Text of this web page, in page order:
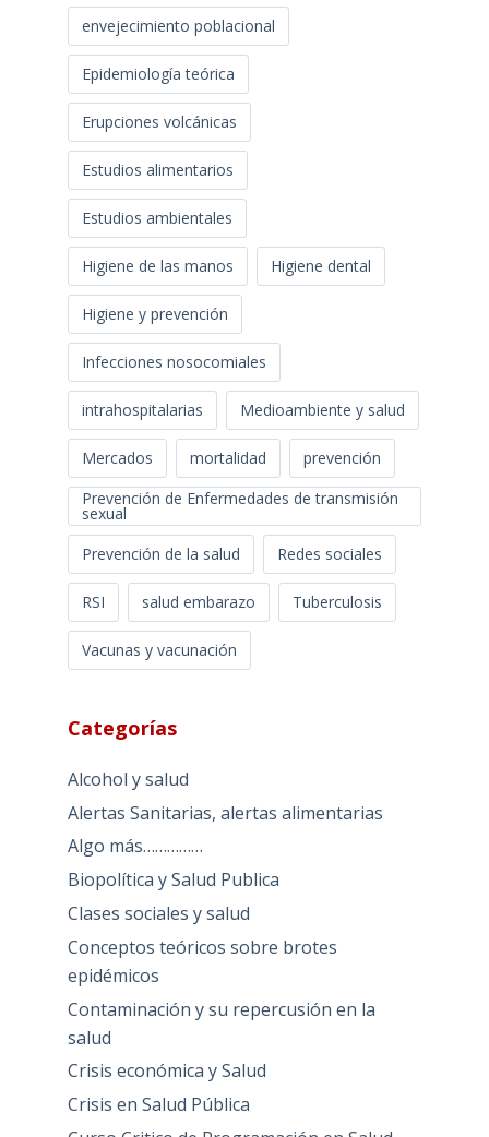
envejecimiento poblacional
Epidemiología teórica
Erupciones volcánicas
Estudios alimentarios
Estudios ambientales
Higiene de las manos Higiene dental
Higiene y prevención
Infecciones nosocomiales
intrahospitalarias Medioambiente y salud
Mercados mortalidad
prevención
Prevención de Enfermedades de transmisión
sexual
Prevención de la salud
Redes sociales
RSI salud embarazo Tuberculosis
Vacunas y vacunación
Categorías
Alcohol y salud
Alertas Sanitarias, alertas alimentarias
Algo más……………
Biopolítica y Salud Publica
Clases sociales y salud
Conceptos teóricos sobre brotes
epidémicos
Contaminación y su repercusión en la
salud
Crisis económica y Salud
Crisis en Salud Pública